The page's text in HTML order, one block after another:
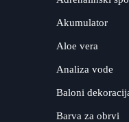
Akumulator
Aloe vera
Analiza vode
Baloni
Barva za obrvi